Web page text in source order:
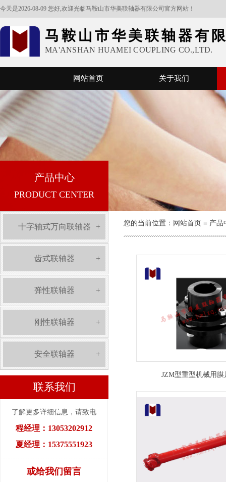
今天是2026-08-09 您好,欢迎光临马鞍山市华美联轴器有限公司官方网站！
马鞍山市华美联轴器有
MA'ANSHAN HUAMEI COUPLING CO.,LTD.
网站首页 关于我们
产品中心
PRODUCT CENTER
十字轴式万向联轴器 +
齿式联轴器 +
弹性联轴器 +
刚性联轴器 +
安全联轴器 +
联系我们
了解更多详细信息，请致电
程经理：13053202912
夏经理：15375551923
或给我们留言
您的当前位置：​​​​ 网站首页 ≡ 产品
JZM型重型机械用膜